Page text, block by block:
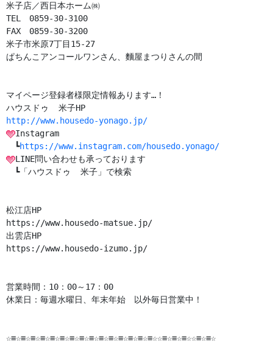
米子店／西日本ホーム㈱
TEL　0859-30-3100
FAX　0859-30-3200
米子市米原7丁目15-27
ぱちんこアンコールワンさん、麵屋まつりさんの間
マイページ登録者様限定情報あります…！
http://www.housedo-yonago.jp/
Instagram
┗https://www.instagram.com/housedo.yonago/
LINE問い合わせも承っております
┗「ハウスドゥ  米子」で検索
https://www.housedo-matsue.jp/
https://www.housedo-izumo.jp/
営業時間：10：00～17：00
休業日：毎週水曜日、年末年始　以外毎日営業中！
☆≡☆≡☆≡☆≡☆≡☆≡☆≡☆≡☆≡☆≡☆≡☆≡☆≡☆≡☆≡☆☆≡☆≡☆≡☆☆≡☆≡☆